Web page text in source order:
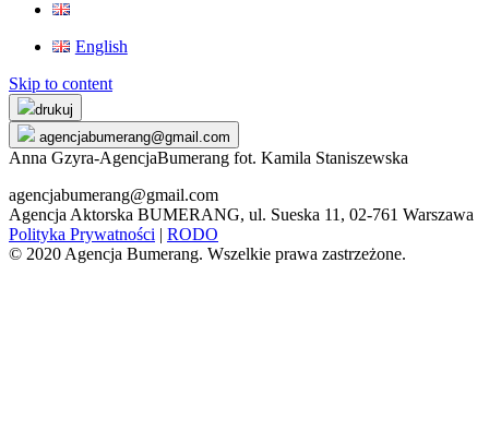
English
Skip to content
drukuj
agencjabumerang@gmail.com
Anna Gzyra-AgencjaBumerang fot. Kamila Staniszewska
agencjabumerang@gmail.com
Agencja Aktorska BUMERANG, ul. Sueska 11, 02-761 Warszawa
Polityka Prywatności | RODO
© 2020 Agencja Bumerang. Wszelkie prawa zastrzeżone.